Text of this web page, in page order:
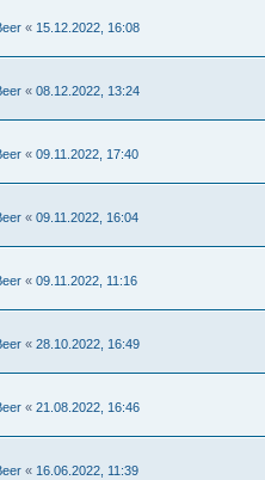
« 15.12.2022, 16:08
« 08.12.2022, 13:24
« 09.11.2022, 17:40
« 09.11.2022, 16:04
« 09.11.2022, 11:16
« 28.10.2022, 16:49
« 21.08.2022, 16:46
« 16.06.2022, 11:39